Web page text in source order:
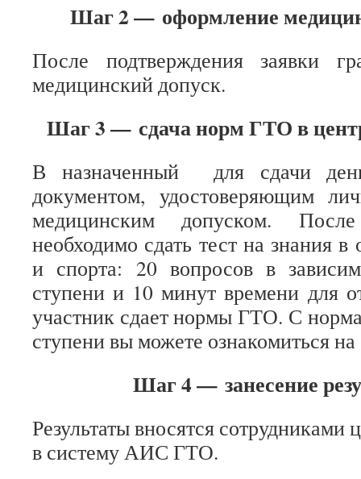
Шаг 2 — оформление
После подтверждения заявки
медицинский допуск.
Шаг 3 — сдача норм ГТО в
В назначенный для сдачи
документом, удостоверяющим
медицинским допуском.
необходимо сдать тест на знания в
и спорта: 20 вопросов в
ступени и 10 минут времени для
участник сдает нормы ГТО. С
ступени вы можете ознакомиться на
Шаг 4 — занесение
Результаты вносятся сотрудниками
в систему АИС ГТО.